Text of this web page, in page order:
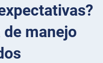
manejo